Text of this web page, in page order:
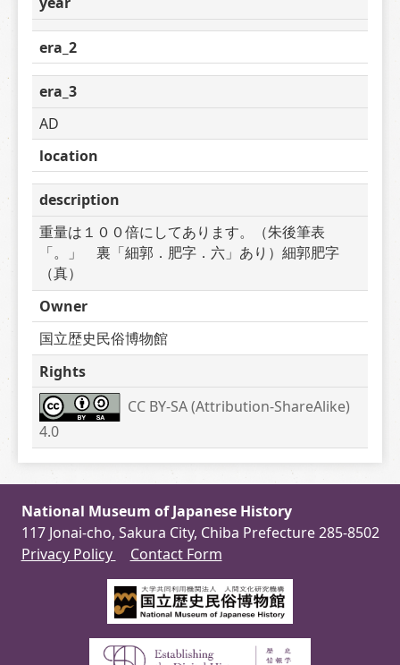
era_2
era_3
AD
location
description
重量は１００倍にしてあります。（朱後筆表
「。」　裏「細郭．肥字．六」あり）細郭肥字
（真）
Owner
国立歴史民俗博物館
Rights
CC BY-SA (Attribution-ShareAlike)
4.0
National Museum of Japanese History
117 Jonai-cho, Sakura City, Chiba Prefecture 285-8502
Privacy Policy
Contact Form